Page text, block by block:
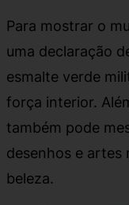
Para mostrar o
uma declaração
esmalte verde
força interior.
também pode
desenhos e artes
beleza.